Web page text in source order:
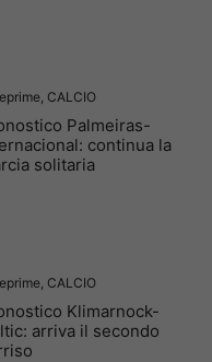
CALCIO
Palmeiras-
continua la
solitaria
CALCIO
Klimarnock-
arriva il secondo